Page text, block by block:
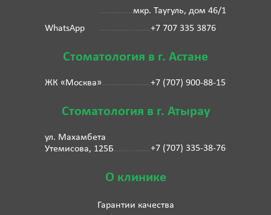
мкр. Таугуль, дом 46/1
WhatsApp
+7 707 335 3876
Стоматология в г. Астане
ЖК «Москва» +7 (707) 900-88-15
Стоматология в г. Атырау
ул. Махамбета
Утемисова, 125Б
+7 (707) 335-38-76
О клинике
Гарантии качества